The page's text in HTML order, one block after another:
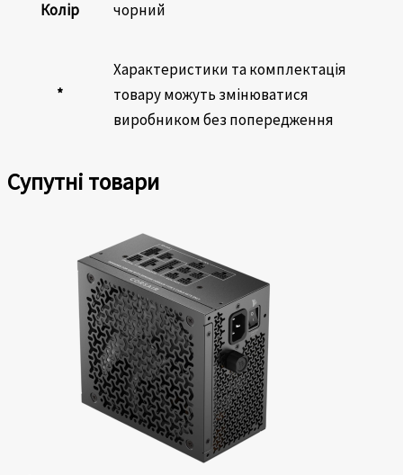
Колір чорний
*
Характеристики та комплектація
товару можуть змінюватися
виробником без попередження
Супутні товари